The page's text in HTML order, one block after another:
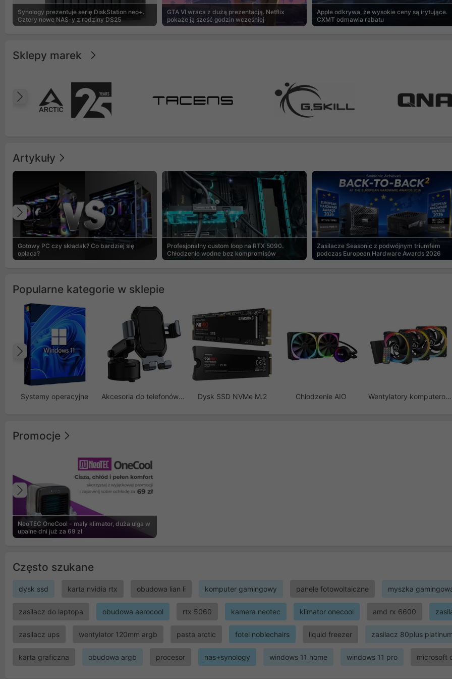
Synology prezentuje serię DiskStation neo+.
Cztery nowe NAS-y z rodziny DS25
GTA VI wraca z dużą prezentacją. Netflix
pokaże ją sześć godzin wcześniej
Apple odkrywa, że wysokie ceny są irytujące.
CXMT odmawia rabatu
Sklepy marek
Poprzedni
Artykuły
Gotowy PC czy składak? Co bardziej się
opłaca?
Profesjonalny custom loop na RTX 5090.
Chłodzenie wodne bez kompromisów
Zasilacze Seasonic z podwójnym triumfem
podczas European Hardware Awards 2026
Poprzedni
Popularne kategorie w sklepie
Systemy operacyjne Akcesoria do telefonów GSM Dysk SSD NVMe M.2 Chłodzenie AIO Wentylatory komputerowe
Poprzedni
Promocje
NeoTEC OneCool - mały klimator, duża ulga w
upalne dni już za 69 zł
Poprzedni
Często szukane
dysk ssd karta nvidia rtx obudowa lian li komputer gamingowy panele fotowoltaiczne myszka
zasilacz do laptopa obudowa aerocool rtx 5060 kamera neotec klimator onecool amd rx 6600
zasilacz ups wentylator 120mm argb pasta arctic fotel noblechairs liquid freezer zasilacz 80plus platinum
karta graficzna obudowa argb procesor nas+synology windows 11 home windows 11 pro microsoft